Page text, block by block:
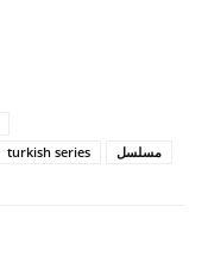
turkish series مسلسل